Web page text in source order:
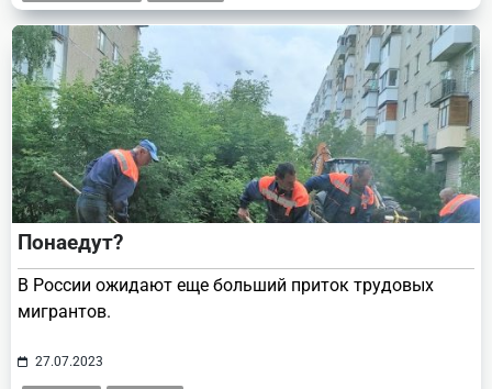
Понаедут?
В России ожидают еще больший приток трудовых
мигрантов.
27.07.2023